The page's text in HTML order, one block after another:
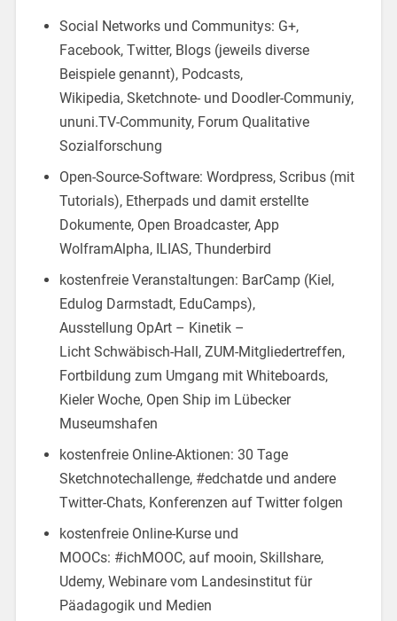
Social Networks und Communitys: G+,
Facebook, Twitter, Blogs (jeweils diverse
Beispiele genannt), Podcasts,
Wikipedia, Sketchnote- und Doodler-Communiy,
ununi.TV-Community, Forum Qualitative
Sozialforschung
Open-Source-Software: Wordpress, Scribus (mit
Tutorials), Etherpads und damit erstellte
Dokumente, Open Broadcaster, App
WolframAlpha, ILIAS, Thunderbird
kostenfreie Veranstaltungen: BarCamp (Kiel,
Edulog Darmstadt, EduCamps),
Ausstellung OpArt – Kinetik –
Licht Schwäbisch-Hall, ZUM-Mitgliedertreffen,
Fortbildung zum Umgang mit Whiteboards,
Kieler Woche, Open Ship im Lübecker
Museumshafen
kostenfreie Online-Aktionen: 30 Tage
Sketchnotechallenge, #edchatde und andere
Twitter-Chats, Konferenzen auf Twitter folgen
kostenfreie Online-Kurse und
MOOCs: #ichMOOC, auf mooin, Skillshare,
Udemy, Webinare vom Landesinstitut für
Päadagogik und Medien